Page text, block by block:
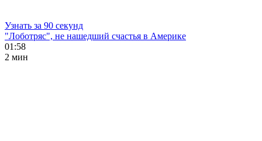
Узнать за 90 секунд
"Лоботряс", не нашедший счастья в Америке
01:58
2 мин